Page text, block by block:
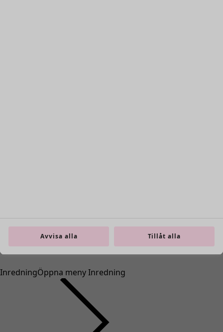
InredningÖppna meny Inredning
Avvisa alla Tillåt alla